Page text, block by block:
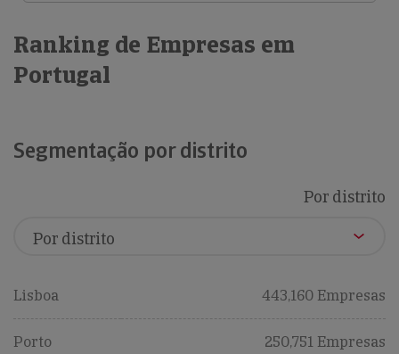
Ranking de Empresas em
Portugal
Segmentação por distrito
Por distrito
Lisboa 443,160 Empresas
Porto 250,751 Empresas